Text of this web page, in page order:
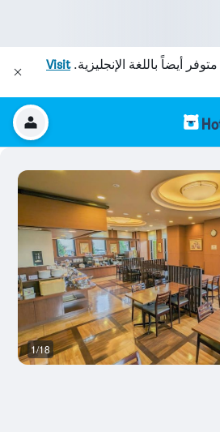
متوفر أيضاً باللغة الإنجليزية.Visit
1/18